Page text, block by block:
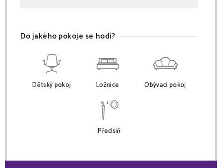
Do jakého pokoje se hodí?
Dětský pokoj Ložnice Obývací pokoj
Předsíň